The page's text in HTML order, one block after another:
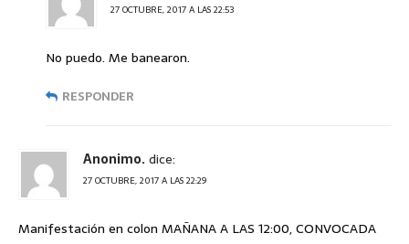
27 OCTUBRE, 2017 A LAS 22:53
No puedo. Me banearon.
RESPONDER
Anonimo.dice:
27 OCTUBRE, 2017 A LAS 22:29
Manifestación en colon MAÑANA A LAS 12:00, CONVOCADA